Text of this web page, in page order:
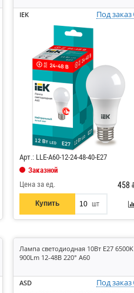
IEK Под заказ
Арт.: LLE-A60-12-24-48-40-E27
Заказной
Цена за ед.
458
Купить шт
Лампа светодиодная 10Вт E27 6500K
900Lm 12-48В 220° A60
ASD Под заказ